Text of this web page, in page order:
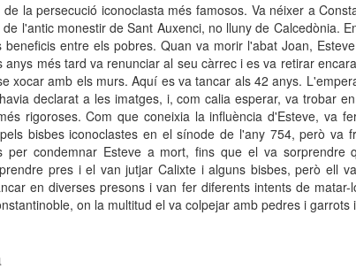
la persecució iconoclasta més famosos. Va néixer a
l'antic monestir de Sant Auxenci, no lluny de Calcedònia.
entre els pobres. Quan va morir l'abat Joan,
anys més tard va renunciar al seu càrrec i es va retirar
xocar amb els murs. Aquí es va tancar als 42 anys.
declarat a les imatges, i, com calia esperar, va trobar
rigoroses. Com que coneixia la influència d'Esteve, va
bisbes iconoclastes en el sínode de l'any 754, però va
per condemnar Esteve a mort, fins que el va
pres i el van jutjar Calixte i alguns bisbes, però ell
en diverses presons i van fer diferents intents de
on la multitud el va colpejar amb pedres i